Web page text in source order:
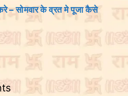
– सोमवार के व्रत मे पूजा कैसे